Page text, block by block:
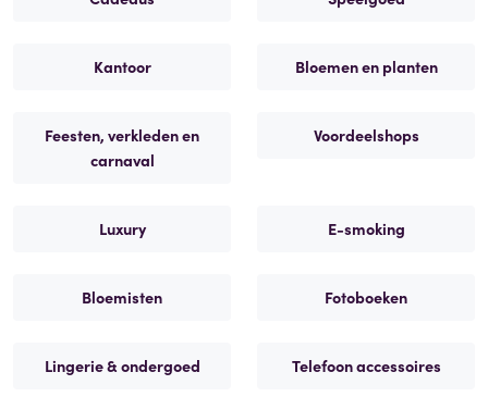
Kantoor Bloemen en planten
Feesten, verkleden en
carnaval
Voordeelshops
Luxury E-smoking
Bloemisten Fotoboeken
Lingerie & ondergoed Telefoon accessoires